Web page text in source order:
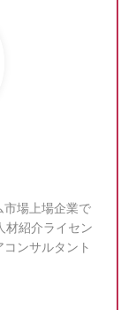
市場上場企業で
材紹介ライセン
ンサルタント